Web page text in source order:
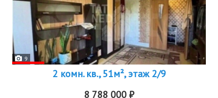
9
2 комн. кв., 51м², этаж 2/9
8 788 000 ₽